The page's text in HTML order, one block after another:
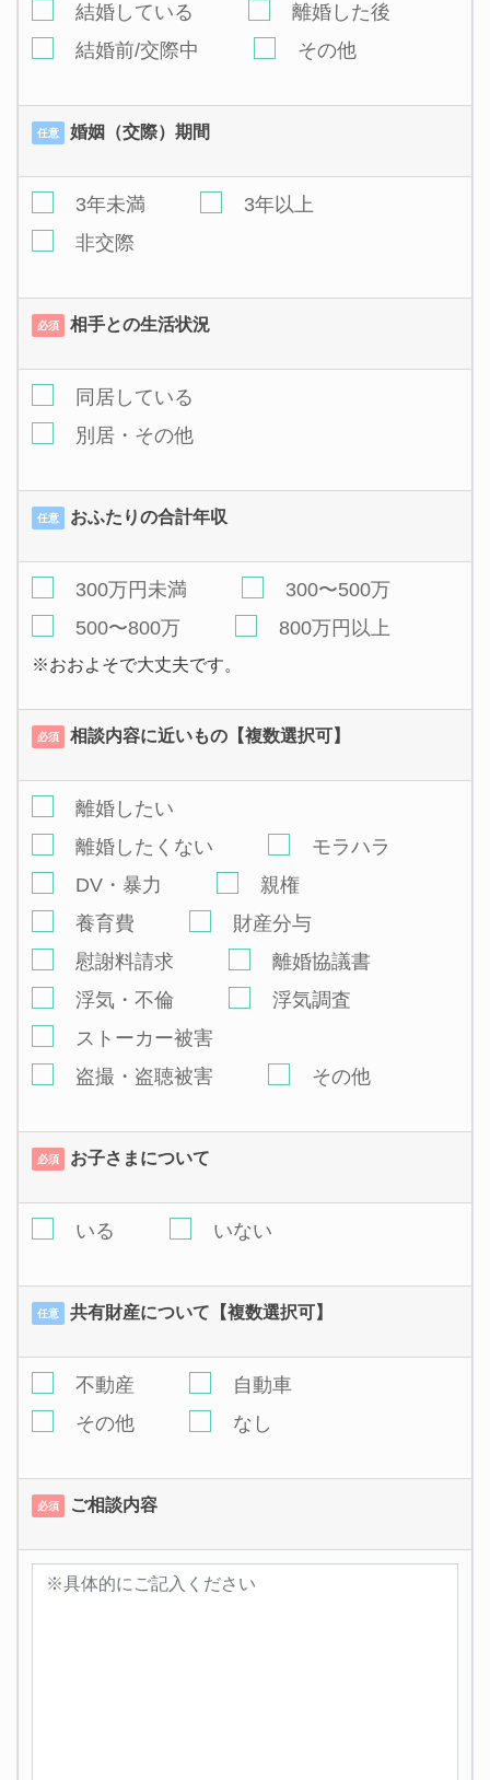
結婚している
離婚した後
結婚前/交際中
その他
任意 婚姻（交際）期間
3年未満
3年以上
非交際
必須 相手との生活状況
同居している
別居・その他
任意 おふたりの合計年収
300万円未満
300〜500万
500〜800万
800万円以上
※おおよそで大丈夫です。
必須 相談内容に近いもの【複数選択可】
離婚したい
離婚したくない
モラハラ
DV・暴力
親権
養育費
財産分与
慰謝料請求
離婚協議書
浮気・不倫
浮気調査
ストーカー被害
盗撮・盗聴被害
その他
必須 お子さまについて
いる いない
任意 共有財産について【複数選択可】
不動産
自動車
その他
なし
必須 ご相談内容